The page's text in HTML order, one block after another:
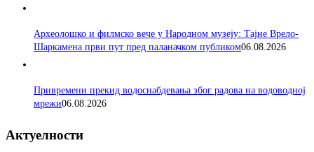
Археолошко и филмско вече у Народном музеју: Тајне Врело-
Шаркамена први пут пред паланачком публиком06.08.2026
Привремени прекид водоснабдевања због радова на водоводној
мрежи06.08.2026
Актуелности